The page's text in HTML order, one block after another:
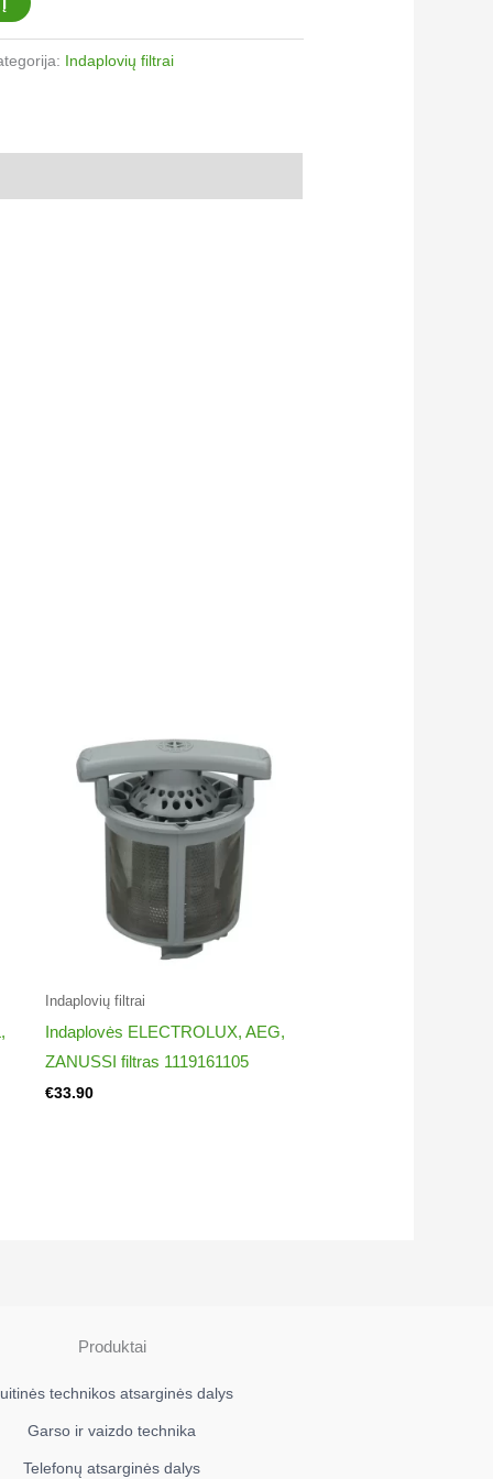
Indaplovių filtrai​
Indaplovių filtrai​
Indaplovės ELECTROLUX, AEG,
ZANUSSI filtras 1119161105
€33.90
Produktai
technikos atsarginės dalys
Garso ir vaizdo technika
Telefonų atsarginės dalys